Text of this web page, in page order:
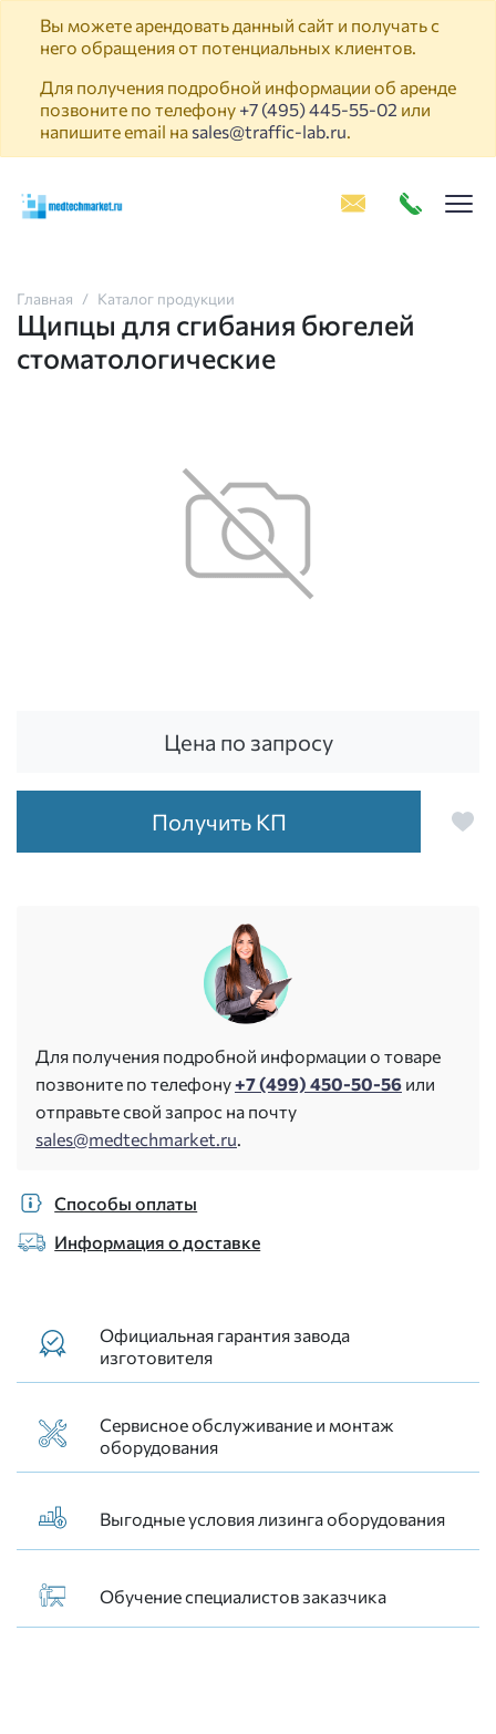
Вы можете арендовать данный сайт и получать с
него обращения от потенциальных клиентов.
Для получения подробной информации об аренде
позвоните по телефону +7 (495) 445-55-02 или
напишите email на sales@traffic-lab.ru.
Главная Каталог продукции
Щипцы для сгибания бюгелей
стоматологические
Цена по запросу
Получить КП
Для получения подробной информации о товаре
позвоните по телефону+7 (499) 450-50-56 или
отправьте свой запрос на почту
sales@medtechmarket.ru.
Способы оплаты
Информация о доставке
Официальная гарантия завода
изготовителя
Сервисное обслуживание и монтаж
оборудования
Выгодные условия лизинга оборудования
Обучение специалистов заказчика